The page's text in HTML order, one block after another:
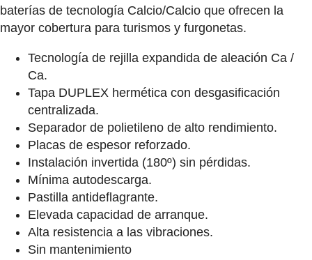
baterías de tecnología Calcio/Calcio que ofrecen la
mayor cobertura para turismos y furgonetas.
Tecnología de rejilla expandida de aleación Ca /
Ca.
Tapa DUPLEX hermética con desgasificación
centralizada.
Separador de polietileno de alto rendimiento.
Placas de espesor reforzado.
Instalación invertida (180º) sin pérdidas.
Mínima autodescarga.
Pastilla antideflagrante.
Elevada capacidad de arranque.
Alta resistencia a las vibraciones.
Sin mantenimiento